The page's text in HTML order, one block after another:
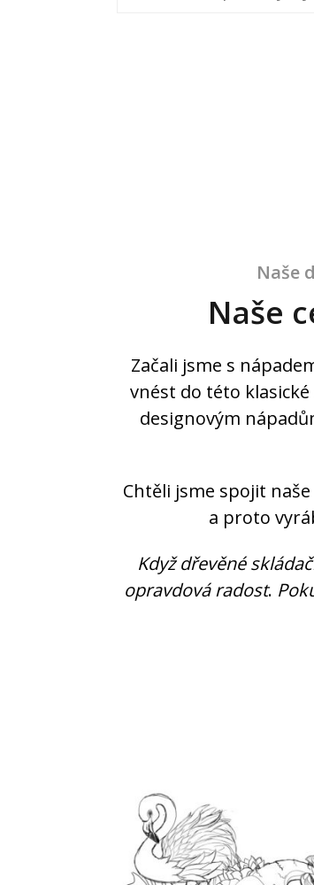
Naše
Naše
Začali jsme s
vnést do této
designovým
Chtěli jsme spojit
a proto
Když dřevěné
opravdová radost.